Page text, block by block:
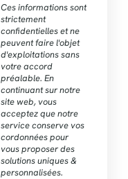
Ces informations sont
strictement
confidentielles et ne
peuvent faire l'objet
d'exploitations sans
votre accord
préalable. En
continuant sur notre
site web, vous
acceptez que notre
service conserve vos
cordonnées pour
vous proposer des
solutions uniques &
personnalisées.